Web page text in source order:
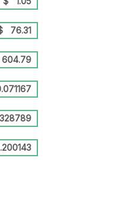
76.31
604.79